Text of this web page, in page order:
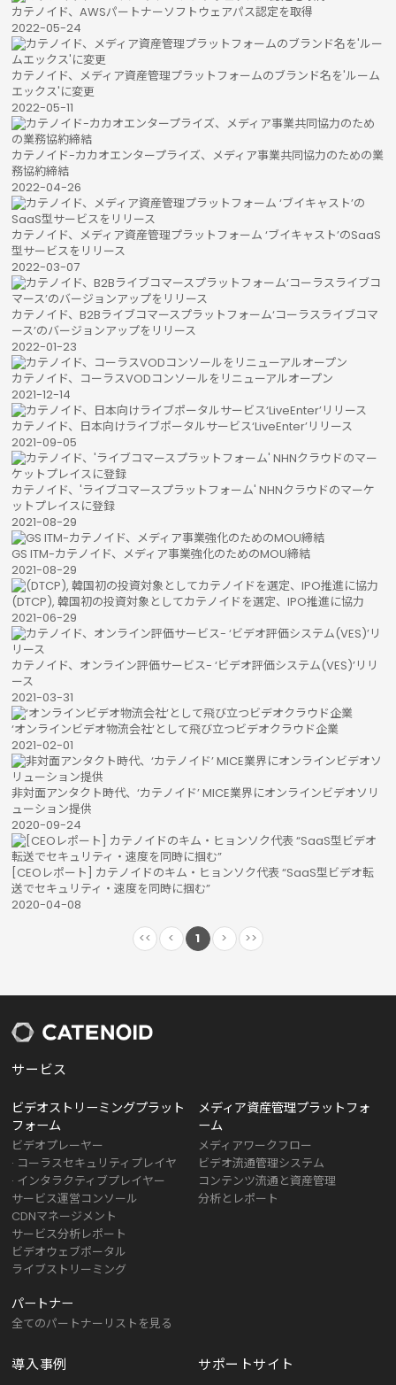
カテノイド、AWSパートナーソフトウェアパス認定を取得
2022-05-24
カテノイド、メディア資産管理プラットフォームのブランド名を'ルーム
エックス'に変更
2022-05-11
カテノイド-カカオエンタープライズ、メディア事業共同協力のための業
務協約締結
2022-04-26
カテノイド、メディア資産管理プラットフォーム ‘ブイキャスト’のSaaS
型サービスをリリース
2022-03-07
カテノイド、B2Bライブコマースプラットフォーム‘コーラスライブコマ
ース’のバージョンアップをリリース
2022-01-23
カテノイド、コーラスVODコンソールをリニューアルオープン
2021-12-14
カテノイド、日本向けライブポータルサービス‘LiveEnter’リリース
2021-09-05
カテノイド、'ライブコマースプラットフォーム' NHNクラウドのマーケ
ットプレイスに登録
2021-08-29
GS ITM-カテノイド、メディア事業強化のためのMOU締結
2021-08-29
(DTCP), 韓国初の投資対象としてカテノイドを選定、IPO推進に協力
2021-06-29
カテノイド、オンライン評価サービス- ‘ビデオ評価システム(VES)’リリ
ース
2021-03-31
‘オンラインビデオ物流会社’として飛び立つビデオクラウド企業
2021-02-01
非対面アンタクト時代、‘カテノイド’ MICE業界にオンラインビデオソリ
ューション提供
2020-09-24
[CEOレポート] カテノイドのキム・ヒョンソク代表 “SaaS型ビデオ転
送でセキュリティ・速度を同時に掴む”
2020-04-08
<<
< 1 > >>
サービス
ビデオストリーミングプラット
フォーム
ビデオプレーヤー
· コーラスセキュリティプレイヤ
· インタラクティブプレイヤー
サービス運営コンソール
CDNマネージメント
サービス分析レポート
ビデオウェブポータル
ライブストリーミング
メディア資産管理プラットフォ
ーム
メディアワークフロー
ビデオ流通管理システム
コンテンツ流通と資産管理
分析とレポート
パートナー
全てのパートナーリストを見る
導入事例 サポートサイト